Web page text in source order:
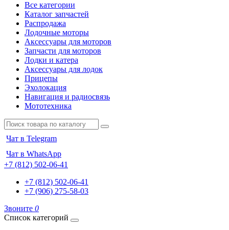
Все категории
Каталог запчастей
Распродажа
Лодочные моторы
Аксессуары для моторов
Запчасти для моторов
Лодки и катера
Аксессуары для лодок
Прицепы
Эхолокация
Навигация и радиосвязь
Мототехника
Чат в Telegram
Чат в WhatsApp
+7 (812) 502-06-41
+7 (812) 502-06-41
+7 (906) 275-58-03
Звоните 0
Список категорий